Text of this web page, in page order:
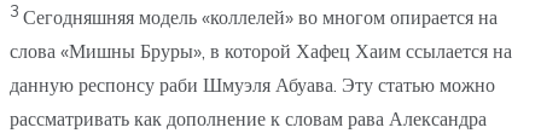
3 Сегодняшняя модель «коллелей» во многом опирается на
слова «Мишны Бруры», в которой Хафец Хаим ссылается на
данную респонсу раби Шмуэля Абуава. Эту статью можно
рассматривать как дополнение к словам рава Александра